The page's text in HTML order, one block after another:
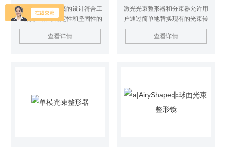
贝塞尔光束整形镜的设计符合工
业激光应用对稳定性和坚固性的
严格要求，因此既适用于工业应
用，也适用于苛刻的科学应用。
查看详情
激光光束整形器和分束器允许用
户通过简单地替换现有的光束转
向设备来改善或改变光束的特
性。
查看详情